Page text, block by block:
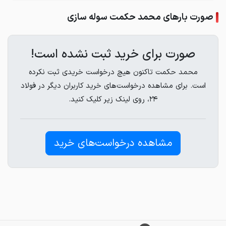
صورت بارهای محمد حکمت سوله سازی
صورت برای خرید ثبت نشده است!
محمد حکمت تاکنون هیچ درخواست خریدی ثبت نکرده
است. برای مشاهده درخواست‌های خرید کاربران دیگر در فولاد
۲۴، روی لینک زیر کلیک کنید.
مشاهده درخواست‌های خرید